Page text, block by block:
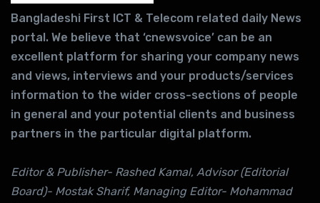
Bangladeshi First ICT & Telecom related daily News
portal. We believe that ‘cnewsvoice’ can be an
excellent platform for sharing your company news
and views, interviews and your products/services
information to the wider cross-sections of people
in general and your potential clients and business
partners in the particular digital platform.
Editor & Publisher- Rashed Kamal, Advisor (Editorial
Board)- Mostak Sharif, Managing Editor- Mohammad